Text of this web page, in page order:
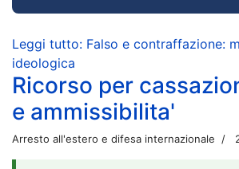
Leggi tutto: Falso e contraffazione:
ideologica
Ricorso per
e ammissibilita'
Arresto all'estero e difesa internazionale